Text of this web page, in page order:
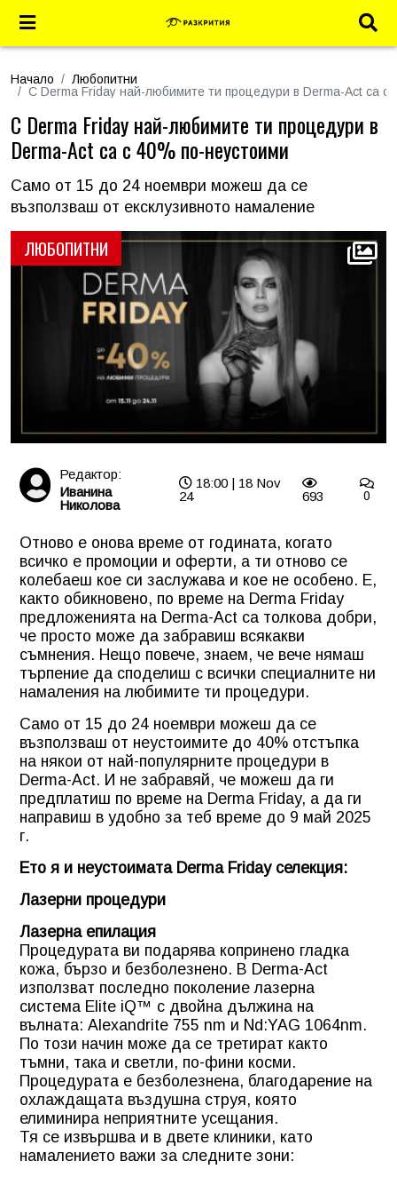
Начало
Любопитни
С Derma Friday най-любимите ти процедури в Derma-Act са с
ЛЮБОПИТНИ
С Derma Friday най-любимите ти процедури в
Derma-Act са с 40% по-неустоими
Само от 15 до 24 ноември можеш да се
възползваш от ексклузивното намаление
Редактор:
Иванина
Николова
18:00 | 18 Nov
24
693 0
Отново е онова време от годината, когато
всичко е промоции и оферти, а ти отново се
колебаеш кое си заслужава и кое не особено. Е,
както обикновено, по време на Derma Friday
предложенията на Derma-Act са толкова добри,
че просто може да забравиш всякакви
съмнения. Нещо повече, знаем, че вече нямаш
търпение да споделиш с всички специалните ни
намаления на любимите ти процедури.
Само от 15 до 24 ноември можеш да се
възползваш от неустоимите до 40% отстъпка
на някои от най-популярните процедури в
Derma-Act. И не забравяй, че можеш да ги
предплатиш по време на Derma Friday, а да ги
направиш в удобно за теб време до 9 май 2025
г.
Ето я и неустоимата Derma Friday селекция:
Лазерни процедури
Лазерна епилация
Процедурата ви подарява копринено гладка
кожа, бързо и безболезнено. В Derma-Act
използват последно поколение лазерна
система Elite iQ™ с двойна дължина на
вълната: Alexandrite 755 nm и Nd:YAG 1064nm.
По този начин може да се третират както
тъмни, така и светли, по-фини косми.
Процедурата е безболезнена, благодарение на
охлаждащата въздушна струя, която
елиминира неприятните усещания.
Тя се извършва и в двете клиники, като
намалението важи за следните зони: